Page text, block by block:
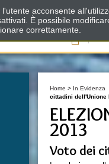
Il
Home > In Evidenza
cittadini dell'Unione
2013
Voto dei
acconsente
È possibile
correttamente.